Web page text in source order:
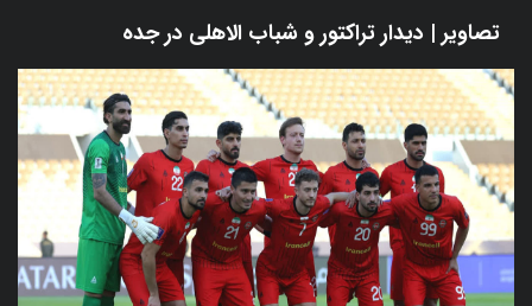
تصاویر | دیدار تراکتور و شباب الاهلی در جده